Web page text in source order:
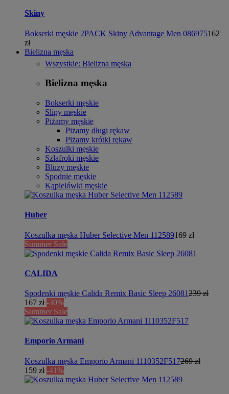
Skiny
Bokserki męskie 2PACK Skiny Advantage Men 086975162
zł
Bielizna męska
Wszystkie: Bielizna męska
Bielizna męska
Bokserki męskie
Slipy męskie
Piżamy męskie
Piżamy długi rękaw
Piżamy krótki rękaw
Koszulki męskie
Szlafroki męskie
Bluzy męskie
Spodnie męskie
Kąpielówki męskie
Huber
Koszulka męska Huber Selective Men 112589169 zł
Summer Sale
CALIDA
Spodenki męskie Calida Remix Basic Sleep 26081239 zł
167 zł -30%
Summer Sale
Emporio Armani
Koszulka męska Emporio Armani 1110352F517269 zł
159 zł -41%